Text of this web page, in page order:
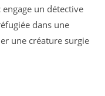
un détective
dans une
une créature surgie